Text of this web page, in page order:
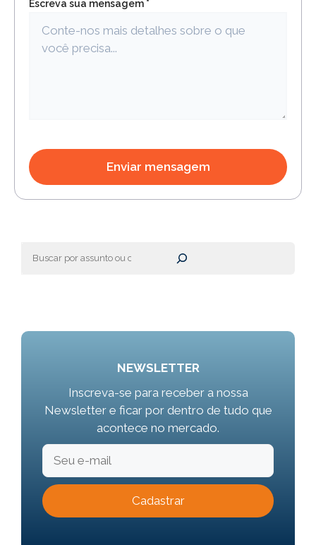
Escreva sua mensagem *
NEWSLETTER
Inscreva-se para receber a nossa
Newsletter e ficar por dentro de tudo que
acontece no mercado.